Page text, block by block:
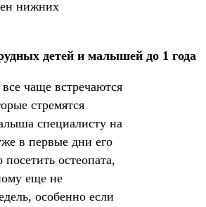
нижних
детей и малышей до 1 года
чаще встречаются
стремятся
специалисту на
в первые дни его
остеопата,
еще не
особенно если